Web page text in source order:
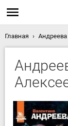
Главная Андреева